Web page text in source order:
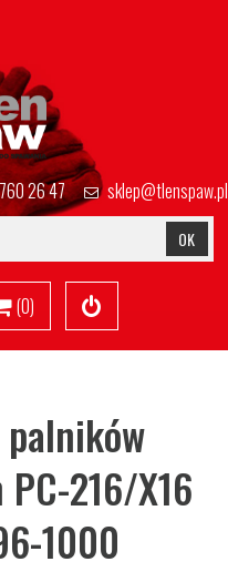
26 47 sklep@tlenspaw.pl
OK
(0)
216/X16
1000